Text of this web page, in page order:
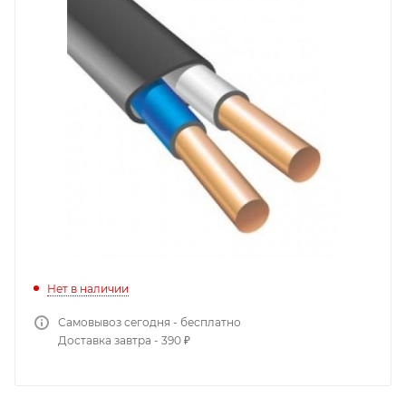
Нет в наличии
Самовывоз сегодня - бесплатно
Доставка завтра - 390 ₽